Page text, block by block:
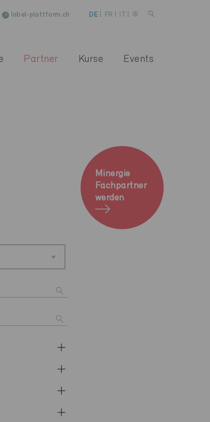
label-plattform.ch DE FR
Partner Kurse Events
Minergie
Fachpartner
werden